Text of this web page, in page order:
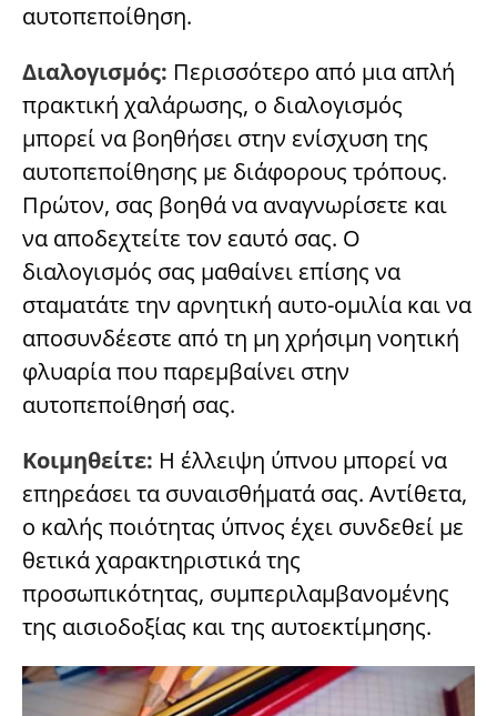
αυτοπεποίθηση.
Διαλογισμός: Περισσότερο από μια απλή
πρακτική χαλάρωσης, ο διαλογισμός
μπορεί να βοηθήσει στην ενίσχυση της
αυτοπεποίθησης με διάφορους τρόπους.
Πρώτον, σας βοηθά να αναγνωρίσετε και
να αποδεχτείτε τον εαυτό σας. Ο
διαλογισμός σας μαθαίνει επίσης να
σταματάτε την αρνητική αυτο-ομιλία και να
αποσυνδέεστε από τη μη χρήσιμη νοητική
φλυαρία που παρεμβαίνει στην
αυτοπεποίθησή σας.
Κοιμηθείτε: Η έλλειψη ύπνου μπορεί να
επηρεάσει τα συναισθήματά σας. Αντίθετα,
ο καλής ποιότητας ύπνος έχει συνδεθεί με
θετικά χαρακτηριστικά της
προσωπικότητας, συμπεριλαμβανομένης
της αισιοδοξίας και της αυτοεκτίμησης.